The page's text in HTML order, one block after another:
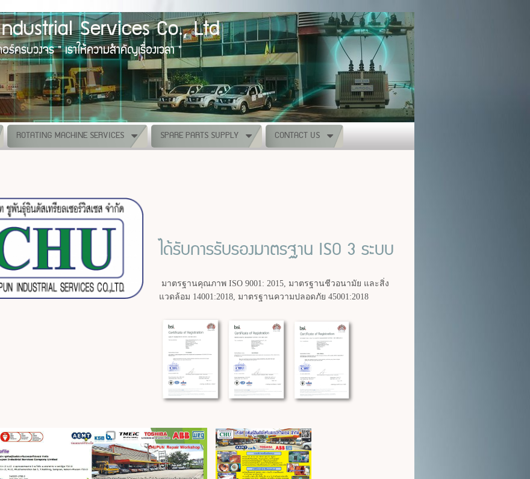
Services Co., Ltd
เราให้ความสำคัญเรื่องเวลา "
ROTATING MACHINE SERVICES SPARE PARTS SUPPLY CONTACT US
ได้รับการรับรองมาตรฐาน ISO 3 ระบบ
มาตรฐานคุณภาพ ISO 9001: 2015, มาตรฐานชีวอนามัย และสิ่ง
แวดล้อม 14001:2018, มาตรฐานความปลอดภัย 45001:2018